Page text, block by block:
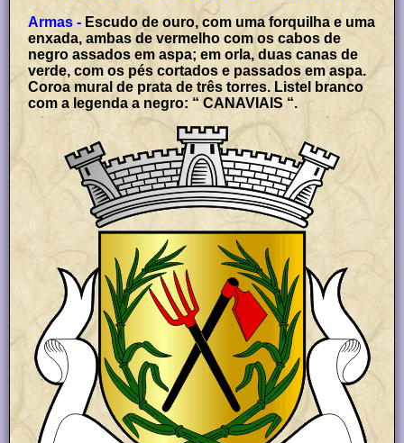
Armas - Escudo de ouro, com uma forquilha e uma
enxada, ambas de vermelho com os cabos de
negro assados em aspa; em orla, duas canas de
verde, com os pés cortados e passados em aspa.
Coroa mural de prata de três torres. Listel branco
com a legenda a negro: “ CANAVIAIS “.